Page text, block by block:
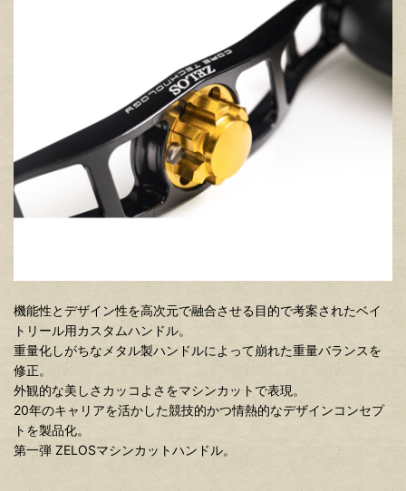
機能性とデザイン性を高次元で融合させる目的で考案されたベイ
トリール用カスタムハンドル。
重量化しがちなメタル製ハンドルによって崩れた重量バランスを
修正。
外観的な美しさカッコよさをマシンカットで表現。
20年のキャリアを活かした競技的かつ情熱的なデザインコンセプ
トを製品化。
第一弾 ZELOSマシンカットハンドル。